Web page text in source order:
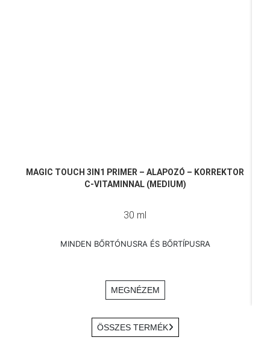
MAGIC TOUCH 3IN1 PRIMER – ALAPOZÓ – KORREKTOR
C-VITAMINNAL (MEDIUM)
30 ml
MINDEN BŐRTÓNUSRA ÉS BŐRTÍPUSRA
MEGNÉZEM
ÖSSZES TERMÉK